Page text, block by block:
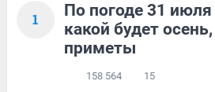
1
По погоде 31
какой будет
приметы
158 564 15